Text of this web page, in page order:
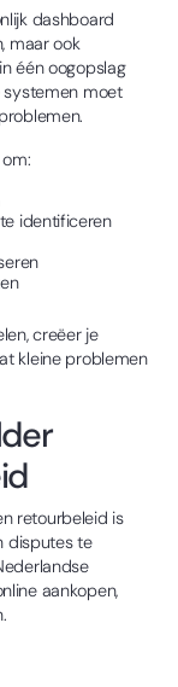
dashboard
maar ook
één oogopslag
systemen moet
identificeren
creëer je
kleine problemen
retourbeleid is
disputes te
aankopen,